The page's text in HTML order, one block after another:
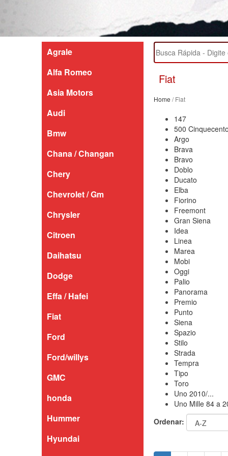
Agrale
Alfa Romeo
Asia Motors
Audi
Bmw
Chana / Changan
Chery
Chevrolet / Gm
Chrysler
Citroen
Daihatsu
Dodge
Effa / Hafei
Fiat
Ford
Ford/willys
GMC
honda
Hummer
Hyundai
Fiat
Home / Fiat
147
500
Argo
Brava
Bravo
Doblo
Ducato
Elba
Fiorino
Freemont
Gran Siena
Idea
Linea
Marea
Mobi
Oggi
Palio
Panorama
Premio
Punto
Siena
Spazio
Stilo
Strada
Tempra
Tipo
Toro
Uno 2010/...
Uno Mille 84 a
Ordenar: